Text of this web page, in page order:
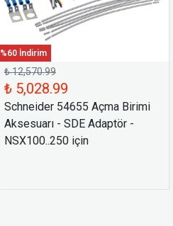
%60 İndirim
₺ 12,570.99
₺ 5,028.99
Schneider 54655 Açma Birimi
Aksesuarı - SDE Adaptör -
NSX100..250 için